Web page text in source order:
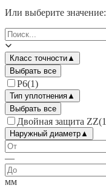
Или выберите значение:
Класс точности▲
Выбрать все
P6(1)
Тип уплотнения▲
Выбрать все
Двойная защита ZZ(1
Наружный диаметр▲
—
мм